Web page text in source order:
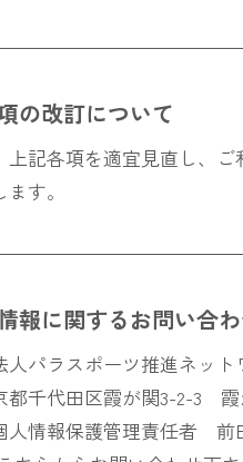
の改訂について
上記各項を適宜見直し、
す。
報に関するお問い合
人パラスポーツ推進ネット
都千代田区霞が関3-2-3
人情報保護管理責任者 前